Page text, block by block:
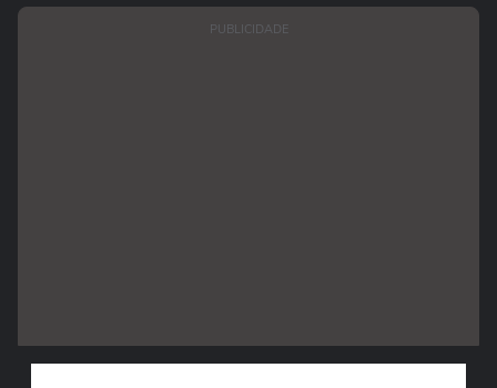
PUBLICIDADE